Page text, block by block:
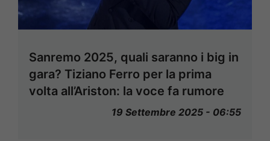
Sanremo 2025, quali saranno i big in
gara? Tiziano Ferro per la prima
volta all’Ariston: la voce fa rumore
19 Settembre 2025 - 06:55